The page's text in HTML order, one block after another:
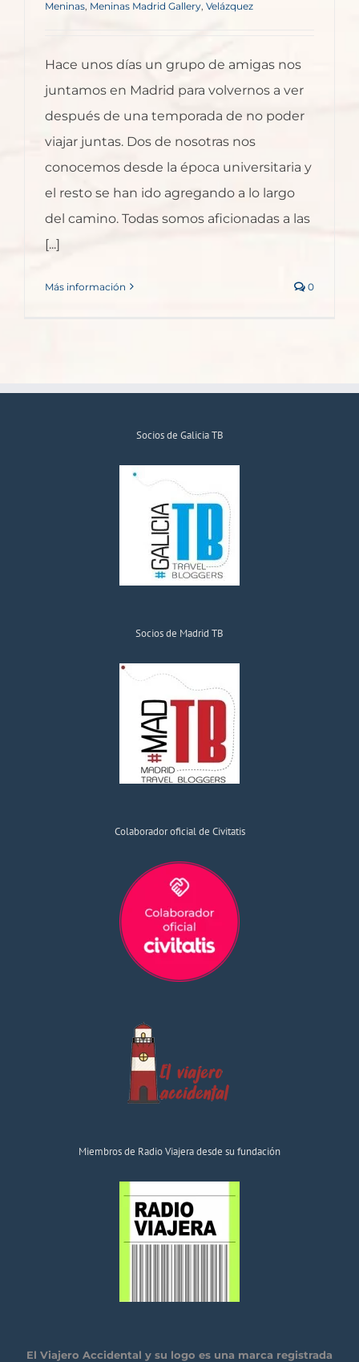
Meninas, Meninas Madrid Gallery Velázquez
Hace unos días un grupo de amigas nos
juntamos en Madrid para volvernos a ver
después de una temporada de no poder
viajar juntas. Dos de nosotras nos
conocemos desde la época universitaria y
el resto se han ido agregando a lo largo
del camino. Todas somos aficionadas a las
[...]
Más información 0
Socios de Galicia TB
Socios de Madrid TB
Colaborador oficial de Civitatis
Miembros de Radio Viajera desde su fundación
El Viajero Accidental y su logo es una marca registrada